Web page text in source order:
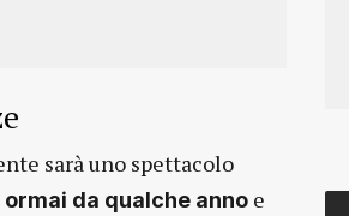
sarà uno spettacolo
da qualche anno e